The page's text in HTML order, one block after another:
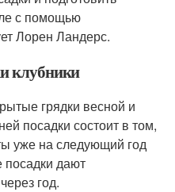
с помощью
Лорен Ландерс.
клубники
грядки весной и
посадки состоит в том,
уже на следующий год
посадки дают
год.